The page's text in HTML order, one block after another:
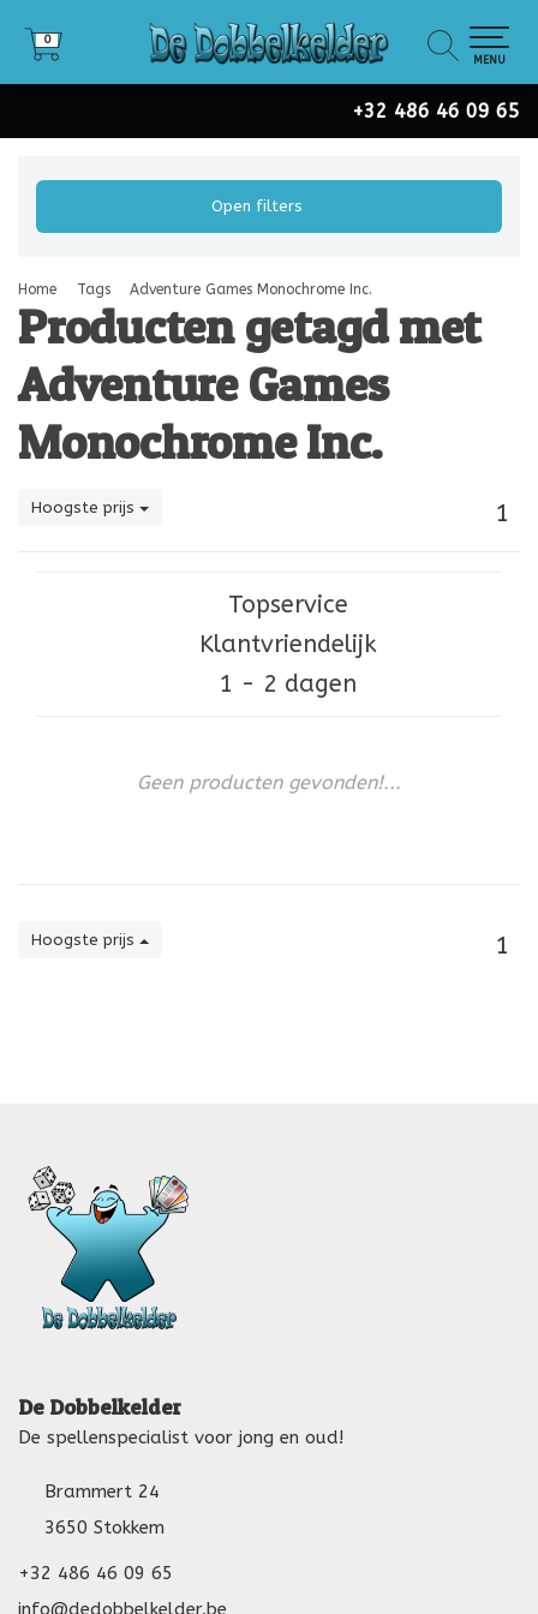
+32 486 46 09 65
0
0
MENU
Open filters
Home Tags Adventure Games Monochrome Inc.
Producten getagd met
Adventure Games
Monochrome Inc.
Hoogste prijs 1
Topservice
Klantvriendelijk
1 - 2 dagen
Geen producten gevonden!...
Hoogste prijs 1
De Dobbelkelder
De spellenspecialist voor jong en oud!
Brammert 24
3650 Stokkem
+32 486 46 09 65
info@dedobbelkelder.be